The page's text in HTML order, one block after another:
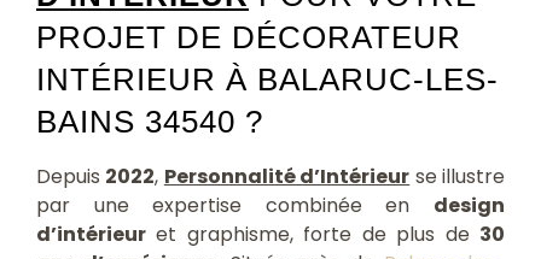
PROJET DE DÉCORATEUR
INTÉRIEUR À BALARUC-LES-
BAINS 34540 ?
Depuis 2022, Personnalité d’Intérieur se illustre
par une expertise combinée en design
d’intérieur et graphisme, forte de plus de 30